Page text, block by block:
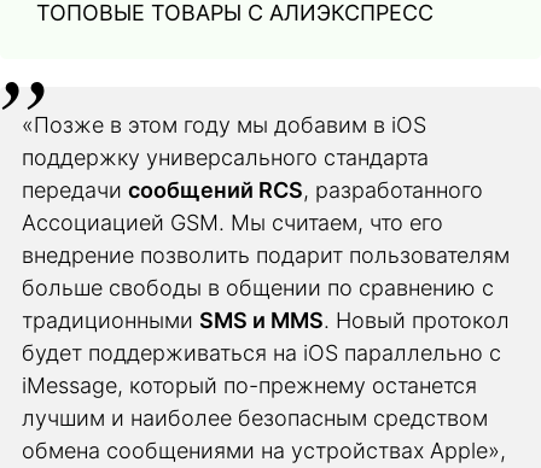
ТОПОВЫЕ ТОВАРЫ С АЛИЭКСПРЕСС
«Позже в этом году мы добавим в iOS
поддержку универсального стандарта
передачи сообщений RCS, разработанного
Ассоциацией GSM. Мы считаем, что его
внедрение позволить подарит пользователям
больше свободы в общении по сравнению с
традиционными SMS и MMS. Новый протокол
будет поддерживаться на iOS параллельно с
iMessage, который по-прежнему останется
лучшим и наиболее безопасным средством
обмена сообщениями на устройствах Apple»,